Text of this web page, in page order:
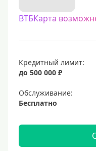
С овердрафтом
С процентом на
Доступные
Сумма (рублей)
ВТБКарта
Кредитный лимит:
до 500 000 ₽
Обслуживание:
Бесплатно